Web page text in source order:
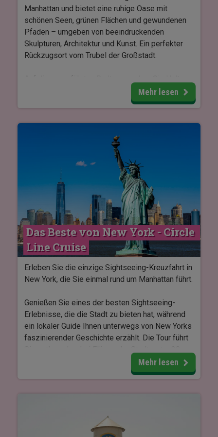
Manhattan und bietet eine ruhige Oase mit
schönen Seen, grünen Flächen und gewundenen
Pfaden – umgeben von beeindruckenden
Skulpturen, Architektur und Kunst. Ein perfekter
Rückzugsort vom Trubel der Großstadt.
einigen der bekanntesten Sehenswürdigkeiten
des Parks, während der Guide spannende
reichlich Gelegenheit, Fotos an sowohl
ikonischen Orten als auch versteckten Perlen zu
Erleben Sie unter anderem die Bow Bridge,
Strawberry Fields, den Literary Walk, die Alice im
Wunderland-Statue und das Kerb's Boathouse –
sowie viele andere Highlights. Der Central Park
hat zudem als Kulisse für unzählige Filme und
TV-Serien gedient, und Sie haben die Möglichkeit
zu sehen, wo einige der bekanntesten Szenen
gedreht wurden.
Mehr lesen
Das Beste von New York - Circle
Line Cruise
Erleben Sie die einzige Sightseeing-Kreuzfahrt in
New York, die Sie einmal rund um Manhattan führt.
Genießen Sie eines der besten Sightseeing-
Erlebnisse, die die Stadt zu bieten hat, während
ein lokaler Guide Ihnen unterwegs von New Yorks
faszinierender Geschichte erzählt. Die Tour führt
Brücken hindurch und vorbei an mehr als 130
ikonischen Sehenswürdigkeiten. Sie erhalten
Stadium, Gracie Mansion, die beeindruckende
George Washington Bridge – und natürlich einen
Mehr lesen